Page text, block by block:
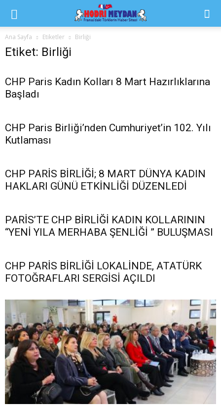
Ana Sayfa Etiketler Birliği
Etiket: Birliği
CHP Paris Kadın Kolları 8 Mart Hazırlıklarına
Başladı
CHP Paris Birliği’nden Cumhuriyet’in 102. Yılı
Kutlaması
CHP PARİS BİRLİĞİ; 8 MART DÜNYA KADIN
HAKLARI GÜNÜ ETKİNLİĞİ DÜZENLEDİ
PARİS’TE CHP BİRLİĞİ KADIN KOLLARININ
“YENİ YILA MERHABA ŞENLİĞİ ” BULUŞMASI
CHP PARİS BİRLİĞİ LOKALİNDE, ATATÜRK
FOTOĞRAFLARI SERGİSİ AÇILDI